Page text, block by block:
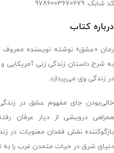
کد شابک: 9786003670679
درباره کتاب
رمان «عشق» نوشته‌ نویسنده معروف
به شرح داستان زندگی زنی آمریکایی
در زندگی وی می‌پردازد.
خالی‌بودن جای مفهوم عشق در
همراهی درویشی از دیار عرفان
بازگوکننده‌ نقش فقدان معنویات در
دنیای شرق در حیات متمدن غرب را